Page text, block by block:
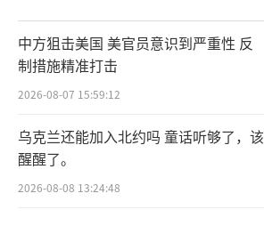
中方狙击美国 美官员意识到严重性 反
制措施精准打击
2026-08-07 15:59:12
乌克兰还能加入北约吗 童话听够了，该
醒醒了。
2026-08-08 13:24:48